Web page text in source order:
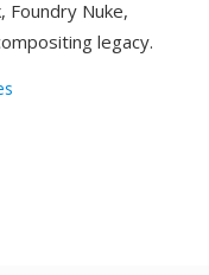
Foundry Nuke,
legacy.